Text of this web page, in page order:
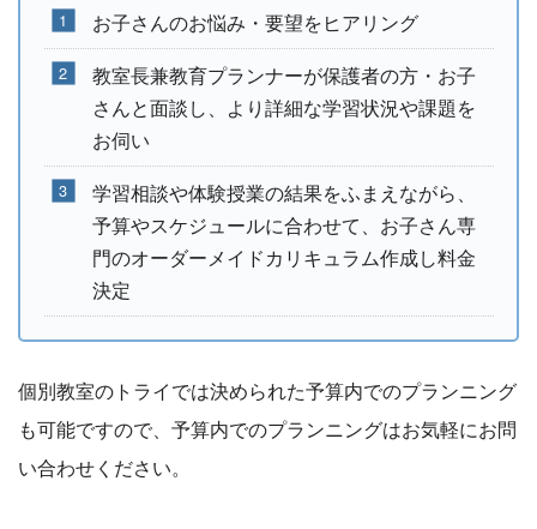
お子さんのお悩み・要望をヒアリング
教室長兼教育プランナーが保護者の方・お子
さんと面談し、より詳細な学習状況や課題を
お伺い
学習相談や体験授業の結果をふまえながら、
予算やスケジュールに合わせて、お子さん専
門のオーダーメイドカリキュラム作成し料金
決定
個別教室のトライでは決められた予算内でのプランニング
も可能ですので、予算内でのプランニングはお気軽にお問
い合わせください。